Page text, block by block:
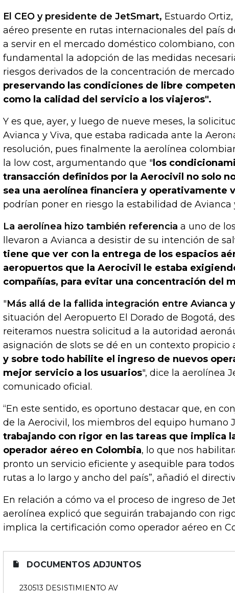
El CEO y presidente de JetSmart, Estuardo
aéreo presente en rutas internacionales del país
a servir en el mercado doméstico colombiano,
fundamental la adopción de las medidas
riesgos derivados de la concentración de
preservando las condiciones de libre
como la calidad del servicio a los viajeros".
Y es que, ayer, y luego de nueve meses, la
Avianca y Viva, que estaba radicada ante la
resolución, pues finalmente la aerolínea
la low cost, argumentando que " los
transacción definidos por la Aerocivil no solo
sea una aerolínea financiera y operativamente
podrían poner en riesgo la estabilidad de Avianca
La aerolínea hizo también referencia a uno de
llevaron a Avianca a desistir de su intención de
tiene que ver con la entrega de los espacios
aeropuertos que la Aerocivil le estaba
compañías, para evitar una concentración del
"Más allá de la fallida integración entre Avianca
situación del Aeropuerto El Dorado de Bogotá,
reiteramos nuestra solicitud a la autoridad
asignación de slots se dé en un contexto propicio
y sobre todo habilite el ingreso de nuevos
mejor servicio a los usuarios", dice la aerolínea
comunicado oficial.
“En este sentido, es oportuno destacar que, en
de la Aerocivil, los miembros del equipo humano
trabajando con rigor en las tareas que implica
operador aéreo en Colombia, lo que nos
pronto un servicio eficiente y asequible para
rutas a lo largo y ancho del país”, añadió el
En relación a cómo va el proceso de ingreso de
aerolínea explicó que seguirán trabajando con
implica la certificación como operador aéreo en
DOCUMENTOS ADJUNTOS
230513 DESISTIMIENTO AV